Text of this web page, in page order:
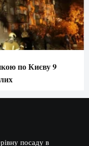
по Києву 9
посаду в